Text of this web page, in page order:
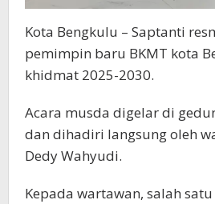
Kota Bengkulu – Saptanti
pemimpin baru BKMT kota
khidmat 2025-2030.
Acara musda digelar di
dan dihadiri langsung oleh
Dedy Wahyudi.
Kepada wartawan, salah